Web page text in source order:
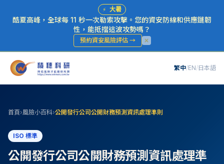
⚡ 大暑
酷夏高峰，全球每 11 秒一次勒索攻擊。您的資安防線和供應鏈韌
性，能抵擋這波攻勢嗎？
預約資安風險評估→
繁中/EN/日本語
首頁›風險小百科›公開發行公司公開財務預測資訊處理準則
ISO 標準
公開發行公司公開財務預測資訊處理準